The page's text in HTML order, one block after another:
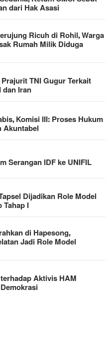
dari Hak Asasi
Ricuh di Rohil, Warga
Rumah Milik Diduga
TNI Gugur Terkait
dan Iran
Komisi III: Proses Hukum
Akuntabel
Serangan IDF ke UNIFIL
Dijadikan Role Model
Tahap I
di Hapesong,
Jadi Role Model
Aktivis HAM